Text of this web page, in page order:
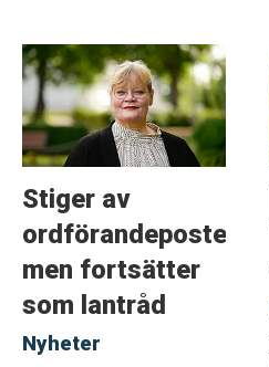
Stiger av
ordförandeposten
men fortsätter
som lantråd
Nyheter